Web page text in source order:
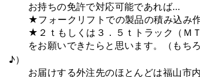
お持ちの免許で対応可能であれば…
★フォークリフトでの製品の積み込み
★２ｔもしくは３．５ｔトラック（Ｍ
をお願いできたらと思います。（もち
♪）
お届けする外注先のほとんどは福山市内